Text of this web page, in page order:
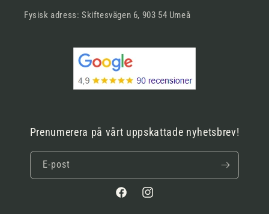
Fysisk adress: Skiftesvägen 6, 903 54 Umeå
Prenumerera på vårt uppskattade nyhetsbrev!
E-post
FacebookInstagram